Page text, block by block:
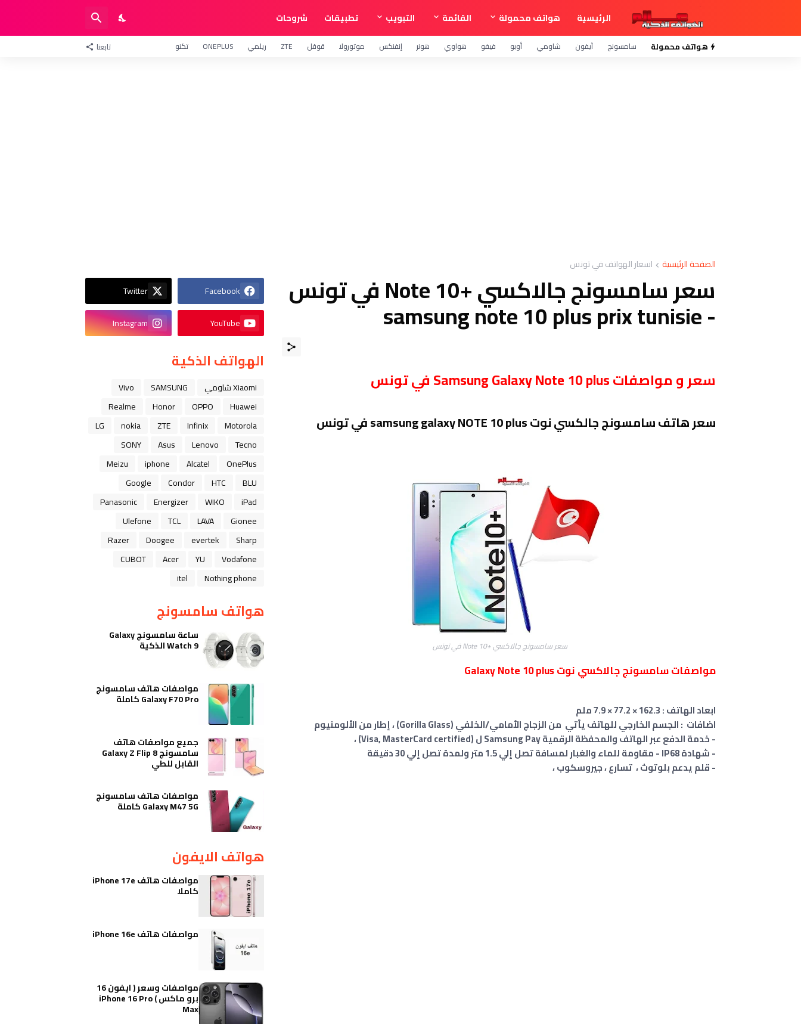
الرئيسية هواتف محمولة القائمة التبويب تطبيقات شروحات
هواتف محمولة سامسونج آيفون شاومي أوبو فيفو هواوي هونر إنفنكس موتورولا قوقل ZTE ريلمي ONEPLUS تكنو تابعنا
الصفحة الرئيسية اسعار الهواتف في تونس
سعر سامسونج جالاكسي +Note 10 في تونس
- samsung note 10 plus prix tunisie
سعر و مواصفات Samsung Galaxy Note 10 plus في تونس
سعر هاتف سامسونج جالكسي نوت samsung galaxy NOTE 10 plus في تونس
سعر سامسونج جالاكسي +Note 10 في تونس
مواصفات سامسونج جالاكسي نوت Galaxy Note 10 plus
ابعاد الهاتف : 162.3 × 77.2 × 7.9 ملم
اضافات : الجسم الخارجي للهاتف يأتي من الزجاج الأمامي/الخلفي (Gorilla Glass) ، إطار من الألومنيوم
- خدمة الدفع عبر الهاتف والمحفظة الرقمية Samsung Pay ل (Visa, MasterCard certified) ،
- شهادة IP68 - مقاومة للماء والغبار لمسافة تصل إلي 1.5 متر ولمدة تصل إلي 30 دقيقة
- قلم يدعم بلوتوث ، تسارع ، جيروسكوب ،
Facebook
Twitter
YouTube
Instagram
الهواتف الذكية
Xiaomi شاومي SAMSUNG
Vivo
Huawei
OPPO
Honor
Realme
Motorola
Infinix
ZTE
nokia
LG
Tecno
Lenovo
Asus
SONY
OnePlus
Alcatel
iphone
Meizu
BLU
HTC
Condor
Google
iPad
WIKO
Energizer
Panasonic
Gionee
LAVA
TCL
Ulefone
Sharp
evertek
Doogee
Razer
Vodafone
YU
Acer
CUBOT
Nothing phone
itel
هواتف سامسونج
ساعة سامسونج Galaxy
Watch 9 الذكية
مواصفات هاتف سامسونج
Galaxy F70 Pro كاملة
جميع مواصفات هاتف
سامسونج Galaxy Z Flip 8
القابل للطي
مواصفات هاتف سامسونج
Galaxy M47 5G كاملة
هواتف الايفون
مواصفات هاتف iPhone 17e
كاملا
مواصفات هاتف iPhone 16e
مواصفات وسعر ( ايفون 16
برو ماكس ) iPhone 16 Pro
Max